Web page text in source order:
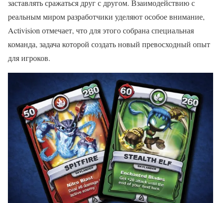
заставлять сражаться друг с другом. Взаимодействию с
реальным миром разработчики уделяют особое внимание,
Activision отмечает, что для этого собрана специальная
команда, задача которой создать новый превосходный опыт
для игроков.